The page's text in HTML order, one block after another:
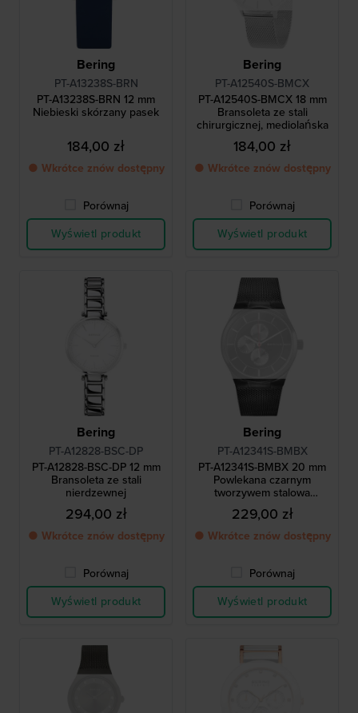
Bering
PT-A13238S-BRN
PT-A13238S-BRN 12 mm
Niebieski skórzany pasek
184,00 zł
● Wkrótce znów dostępny
Porównaj
Wyświetl produkt
Bering
PT-A12540S-BMCX
PT-A12540S-BMCX 18 mm
Bransoleta ze stali
chirurgicznej, mediolańska
184,00 zł
● Wkrótce znów dostępny
Porównaj
Wyświetl produkt
Bering
PT-A12828-BSC-DP
PT-A12828-BSC-DP 12 mm
Bransoleta ze stali
nierdzewnej
294,00 zł
● Wkrótce znów dostępny
Porównaj
Wyświetl produkt
Bering
PT-A12341S-BMBX
PT-A12341S-BMBX 20 mm
Powlekana czarnym
tworzywem stalowa
bransoleta Milanese
229,00 zł
● Wkrótce znów dostępny
Porównaj
Wyświetl produkt